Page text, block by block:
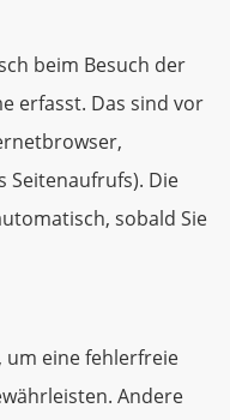
beim Besuch der
erfasst. Das sind vor
Seitenaufrufs). Die
sobald Sie
um eine fehlerfreie
Andere